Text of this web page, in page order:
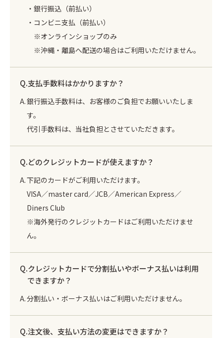
・銀行振込（前払い）
・コンビニ支払（前払い）
※オンラインショップのみ
※沖縄・離島へ配送の場合はご利用いただけません。
支払手数料はかかりますか？
銀行振込手数料は、お客様のご負担でお願いいたしま
す。
代引手数料は、当社負担とさせていただきます。
どのクレジットカードが使えますか？
下記のカードがご利用いただけます。
VISA／master card／JCB／American Express／
Diners Club
※海外発行のクレジットカードはご利用いただけませ
ん。
クレジットカードで分割払いやボーナス払いは利用
できますか？
分割払い・ボーナス払いはご利用いただけません。
注文後、支払い方法の変更はできますか？